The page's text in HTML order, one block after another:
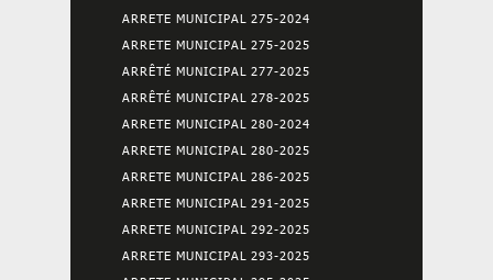
ARRETE MUNICIPAL 275-2024
ARRETE MUNICIPAL 275-2025
ARRÊTÉ MUNICIPAL 277-2025
ARRÊTÉ MUNICIPAL 278-2025
ARRETE MUNICIPAL 280-2024
ARRETE MUNICIPAL 280-2025
ARRETE MUNICIPAL 286-2025
ARRETE MUNICIPAL 291-2025
ARRETE MUNICIPAL 292-2025
ARRETE MUNICIPAL 293-2025